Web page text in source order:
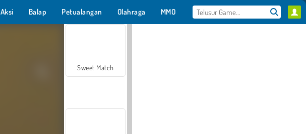
Aksi Balap Petualangan Olahraga MMO
Sweet Match